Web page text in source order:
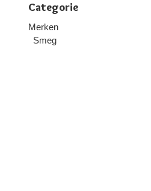
Categorie
Merken
Smeg